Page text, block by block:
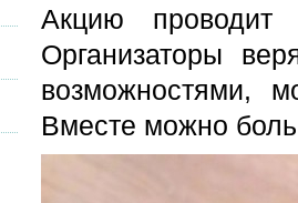
Акцию проводит
Организаторы
возможностями,
Вместе можно